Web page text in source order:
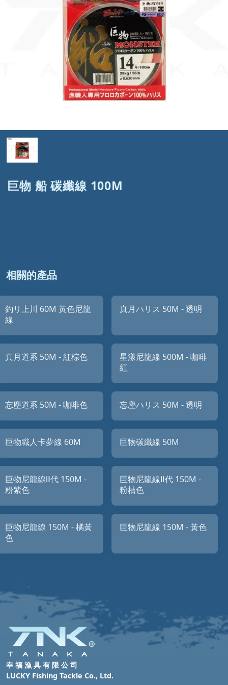
巨物 船 碳纖線 100M
相關的產品
釣リ上川 60M 黃色尼龍
線
真月ハリス 50M - 透明
真月道系 50M - 紅棕色
星漾尼龍線 500M - 咖啡
紅
忘塵道系 50M - 咖啡色 忘塵ハリス 50M - 透明
巨物職人卡夢線 60M 巨物碳纖線 50M
巨物尼龍線Ⅱ代 150M -
粉紫色
巨物尼龍線Ⅱ代 150M -
粉桔色
巨物尼龍線 150M - 橘黃
色
巨物尼龍線 150M - 黃色
幸 福 漁 具 有 限 公 司
LUCKY Fishing Tackle Co., Ltd.